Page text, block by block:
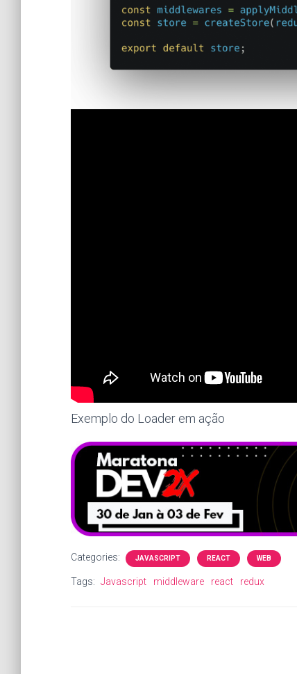
Exemplo do Loader em ação
Categories: JAVASCRIPT REACT WEB
Tags: Javascript middleware react redux